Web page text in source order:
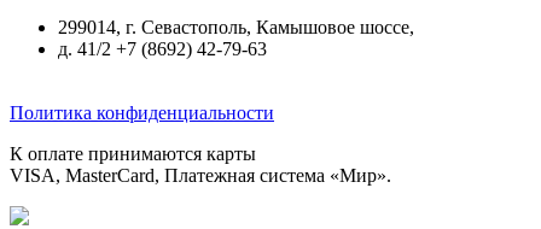
299014, г. Севастополь, Камышовое шоссе,
д. 41/2 +7 (8692) 42-79-63
Политика конфиденциальности
К оплате принимаются карты
VISA, MasterCard, Платежная система «Мир».